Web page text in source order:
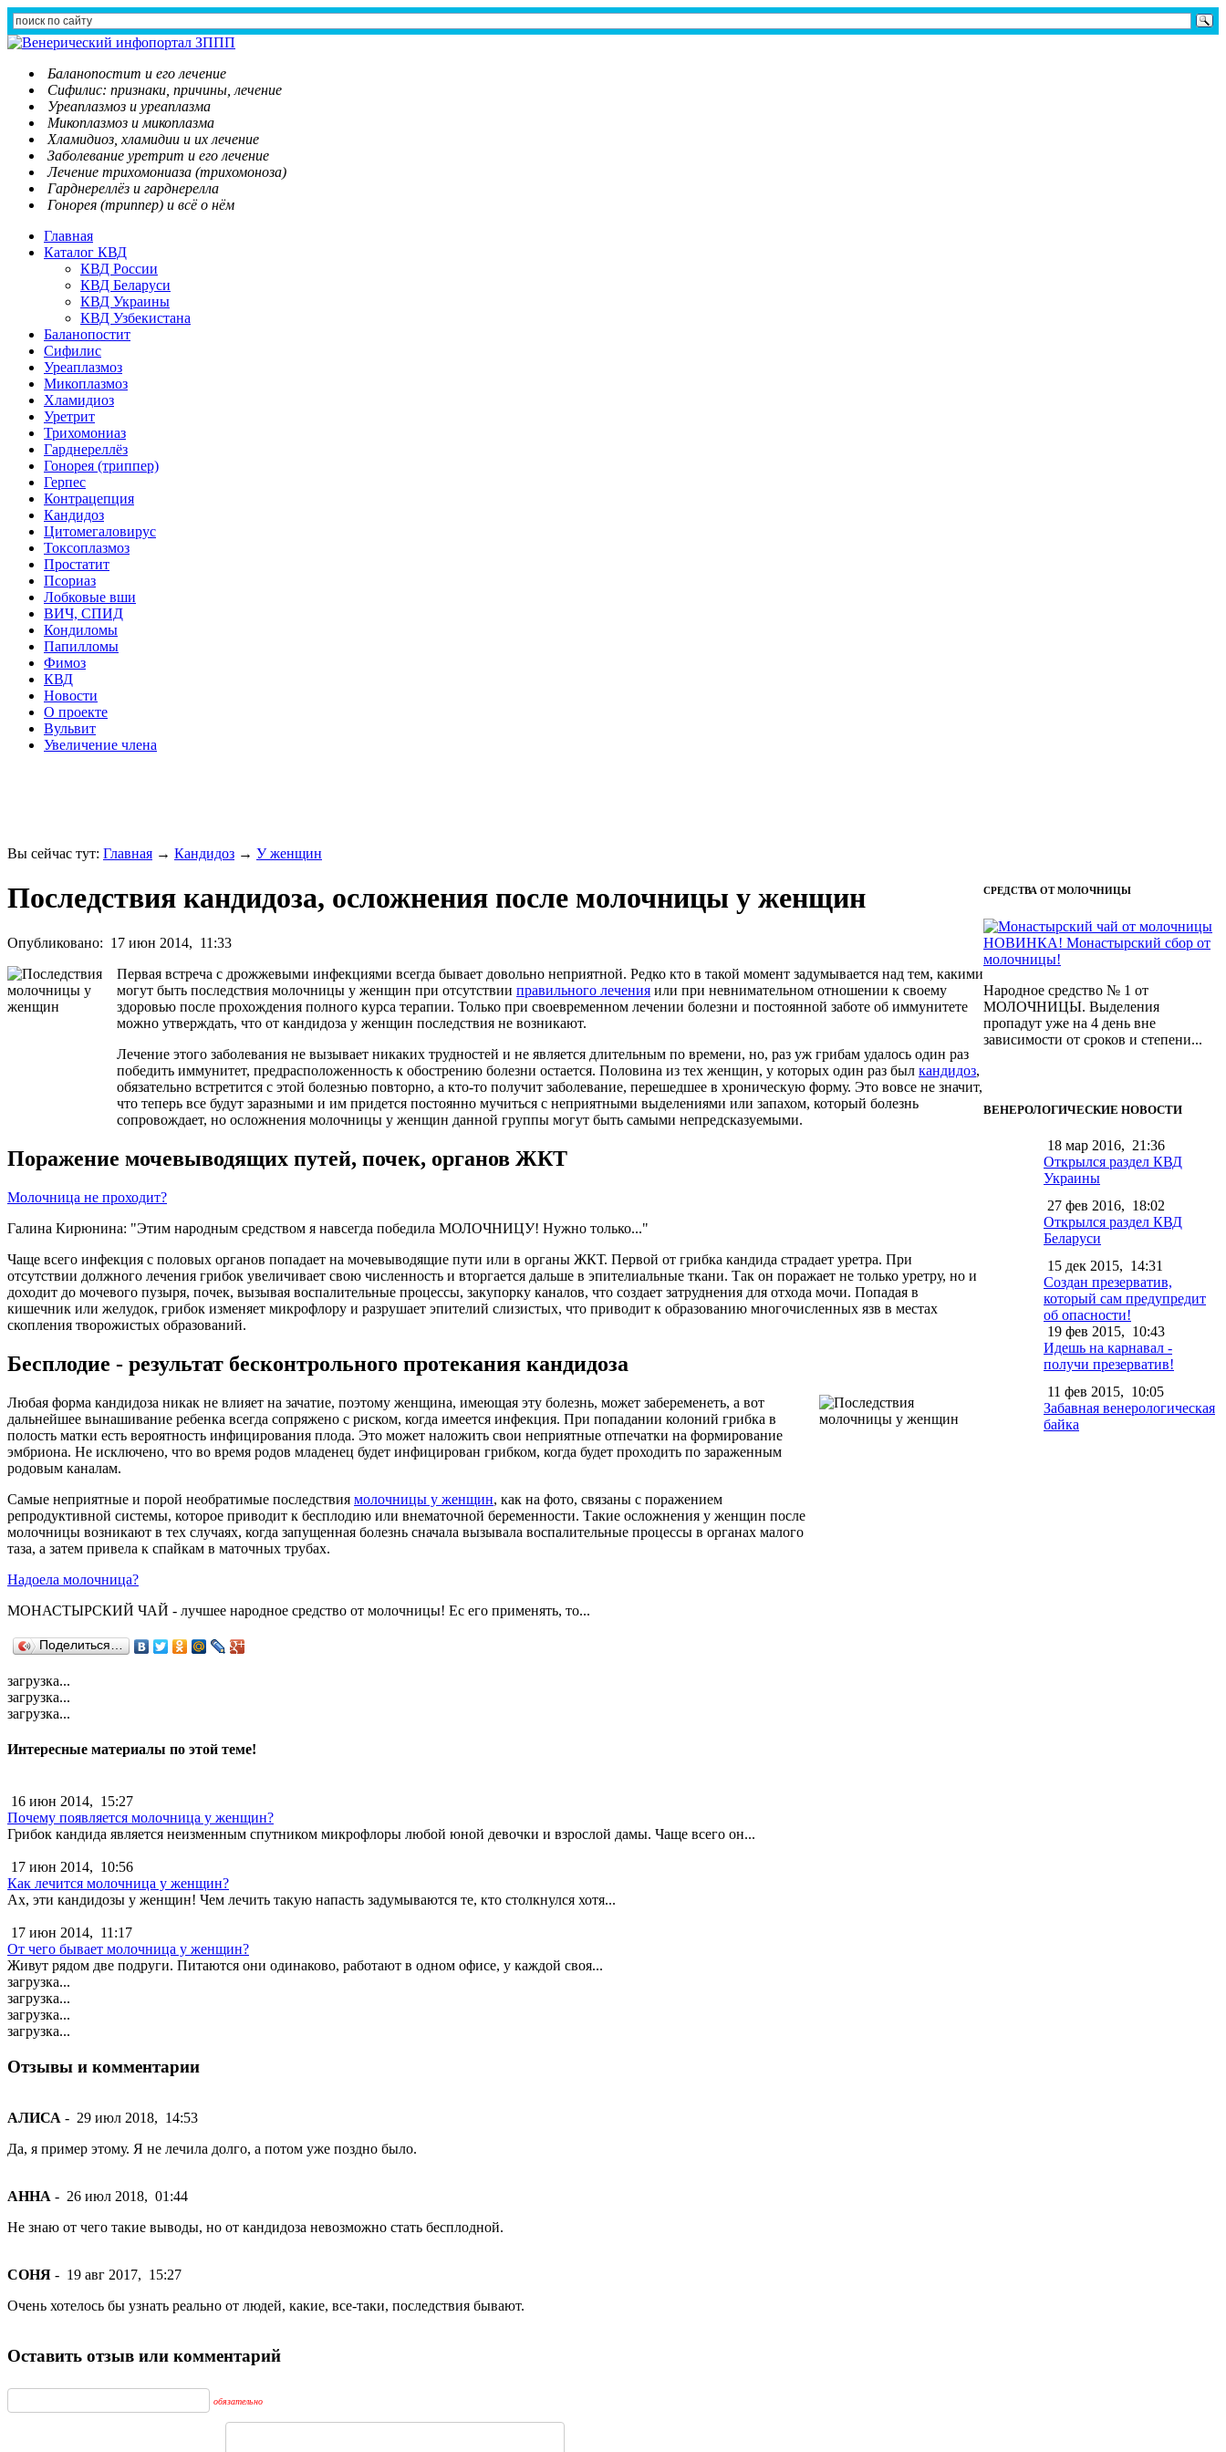
Баланопостит и его лечение
Сифилис: признаки, причины, лечение
Уреаплазмоз и уреаплазма
Микоплазмоз и микоплазма
Хламидиоз, хламидии и их лечение
Заболевание уретрит и его лечение
Лечение трихомониаза (трихомоноза)
Гарднереллёз и гарднерелла
Гонорея (триппер) и всё о нём
Главная
Каталог КВД
КВД России
КВД Беларуси
КВД Украины
КВД Узбекистана
Баланопостит
Сифилис
Уреаплазмоз
Микоплазмоз
Хламидиоз
Уретрит
Трихомониаз
Гарднереллёз
Гонорея (триппер)
Герпес
Контрацепция
Кандидоз
Цитомегаловирус
Токсоплазмоз
Простатит
Псориаз
Лобковые вши
ВИЧ, СПИД
Кондиломы
Папилломы
Фимоз
КВД
Новости
О проекте
Вульвит
Увеличение члена
Вы сейчас тут: Главная → Кандидоз → У женщин
Последствия кандидоза, осложнения после молочницы у женщин
Опубликовано: 17 июн 2014, 11:33
Первая встреча с дрожжевыми инфекциями всегда бывает довольно неприятной. Редко кто в такой момент задумывается над тем, какими
могут быть последствия молочницы у женщин при отсутствии правильного лечения или при невнимательном отношении к своему
здоровью после прохождения полного курса терапии. Только при своевременном лечении болезни и постоянной заботе об иммунитете
можно утверждать, что от кандидоза у женщин последствия не возникают.
Лечение этого заболевания не вызывает никаких трудностей и не является длительным по времени, но, раз уж грибам удалось один раз
победить иммунитет, предрасположенность к обострению болезни остается. Половина из тех женщин, у которых один раз был кандидоз,
обязательно встретится с этой болезнью повторно, а кто-то получит заболевание, перешедшее в хроническую форму. Это вовсе не значит,
что теперь все будут заразными и им придется постоянно мучиться с неприятными выделениями или запахом, который болезнь
сопровождает, но осложнения молочницы у женщин данной группы могут быть самыми непредсказуемыми.
Поражение мочевыводящих путей, почек, органов ЖКТ
Молочница не проходит?
Галина Кирюнина: "Этим народным средством я навсегда победила МОЛОЧНИЦУ! Нужно только..."
Чаще всего инфекция с половых органов попадает на мочевыводящие пути или в органы ЖКТ. Первой от грибка кандида страдает уретра. При
отсутствии должного лечения грибок увеличивает свою численность и вторгается дальше в эпителиальные ткани. Так он поражает не только уретру, но и
доходит до мочевого пузыря, почек, вызывая воспалительные процессы, закупорку каналов, что создает затруднения для отхода мочи. Попадая в
кишечник или желудок, грибок изменяет микрофлору и разрушает эпителий слизистых, что приводит к образованию многочисленных язв в местах
скопления творожистых образований.
Бесплодие - результат бесконтрольного протекания кандидоза
Любая форма кандидоза никак не влияет на зачатие, поэтому женщина, имеющая эту болезнь, может забеременеть, а вот
дальнейшее вынашивание ребенка всегда сопряжено с риском, когда имеется инфекция. При попадании колоний грибка в
полость матки есть вероятность инфицирования плода. Это может наложить свои неприятные отпечатки на формирование
эмбриона. Не исключено, что во время родов младенец будет инфицирован грибком, когда будет проходить по зараженным
родовым каналам.
Самые неприятные и порой необратимые последствия молочницы у женщин, как на фото, связаны с поражением
репродуктивной системы, которое приводит к бесплодию или внематочной беременности. Такие осложнения у женщин после
молочницы возникают в тех случаях, когда запущенная болезнь сначала вызывала воспалительные процессы в органах малого
таза, а затем привела к спайкам в маточных трубах.
Надоела молочница?
МОНАСТЫРСКИЙ ЧАЙ - лучшее народное средство от молочницы! Ес его применять, то...
Поделиться…
загрузка...
загрузка...
загрузка...
Интересные материалы по этой теме!
16 июн 2014, 15:27
Почему появляется молочница у женщин?
Грибок кандида является неизменным спутником микрофлоры любой юной девочки и взрослой дамы. Чаще всего он...
17 июн 2014, 10:56
Как лечится молочница у женщин?
Ах, эти кандидозы у женщин! Чем лечить такую напасть задумываются те, кто столкнулся хотя...
17 июн 2014, 11:17
От чего бывает молочница у женщин?
Живут рядом две подруги. Питаются они одинаково, работают в одном офисе, у каждой своя...
загрузка...
загрузка...
загрузка...
загрузка...
Отзывы и комментарии
АЛИСА - 29 июл 2018, 14:53
Да, я пример этому. Я не лечила долго, а потом уже поздно было.
АННА - 26 июл 2018, 01:44
Не знаю от чего такие выводы, но от кандидоза невозможно стать бесплодной.
СОНЯ - 19 авг 2017, 15:27
Очень хотелось бы узнать реально от людей, какие, все-таки, последствия бывают.
Оставить отзыв или комментарий
обязательно
СРЕДСТВА ОТ МОЛОЧНИЦЫ
НОВИНКА! Монастырский сбор от
молочницы!
Народное средство № 1 от
МОЛОЧНИЦЫ. Выделения
пропадут уже на 4 день вне
зависимости от сроков и степени...
ВЕНЕРОЛОГИЧЕСКИЕ НОВОСТИ
18 мар 2016, 21:36
Открылся раздел КВД
Украины
27 фев 2016, 18:02
Открылся раздел КВД
Беларуси
15 дек 2015, 14:31
Создан презерватив,
который сам предупредит
об опасности!
19 фев 2015, 10:43
Идешь на карнавал -
получи презерватив!
11 фев 2015, 10:05
Забавная венерологическая
байка